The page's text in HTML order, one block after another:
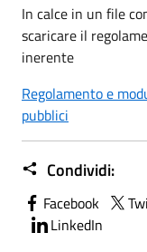
In calce in un file
scaricare il
inerente
Regolamento e
pubblici
Condividi:
Facebook
LinkedIn